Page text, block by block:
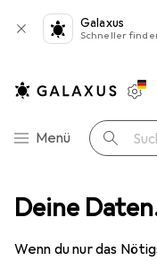
Deine
Wenn du nur das
Galaxus
Schneller
Navigation nach
Menü Suche
Zubehör TCM